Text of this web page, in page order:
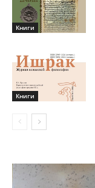
Книги
Книги